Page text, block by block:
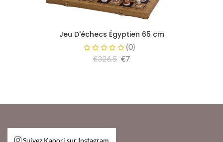
Jeu D'échecs Égyptien 65 cm
(0)
€326.5 €7